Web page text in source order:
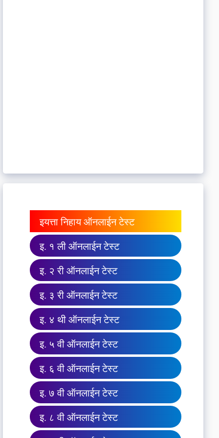
इयत्ता निहाय ऑनलाईन टेस्ट
इ. १ ली ऑनलाईन टेस्ट
इ. २ री ऑनलाईन टेस्ट
इ. ३ री ऑनलाईन टेस्ट
इ. ४ थी ऑनलाईन टेस्ट
इ. ५ वी ऑनलाईन टेस्ट
इ. ६ वी ऑनलाईन टेस्ट
इ. ७ वी ऑनलाईन टेस्ट
इ. ८ वी ऑनलाईन टेस्ट